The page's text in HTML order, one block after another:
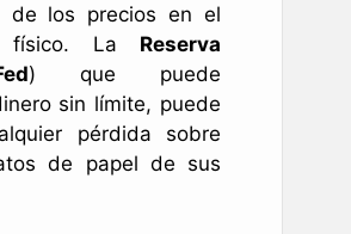
de los precios en el
físico. La Reserva
) que puede
sin límite, puede
pérdida sobre
de papel de sus